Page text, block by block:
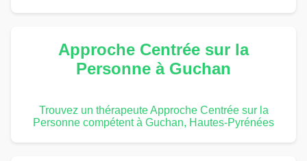
Approche Centrée sur la
Personne à Guchan
Trouvez un thérapeute Approche Centrée sur la
Personne compétent à Guchan, Hautes-Pyrénées